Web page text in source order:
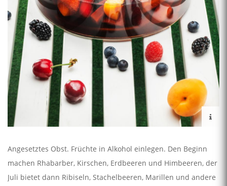
Angesetztes Obst. Früchte in Alkohol einlegen. Den Beginn
machen Rhabarber, Kirschen, Erdbeeren und Himbeeren, der
Juli bietet dann Ribiseln, Stachelbeeren, Marillen und andere